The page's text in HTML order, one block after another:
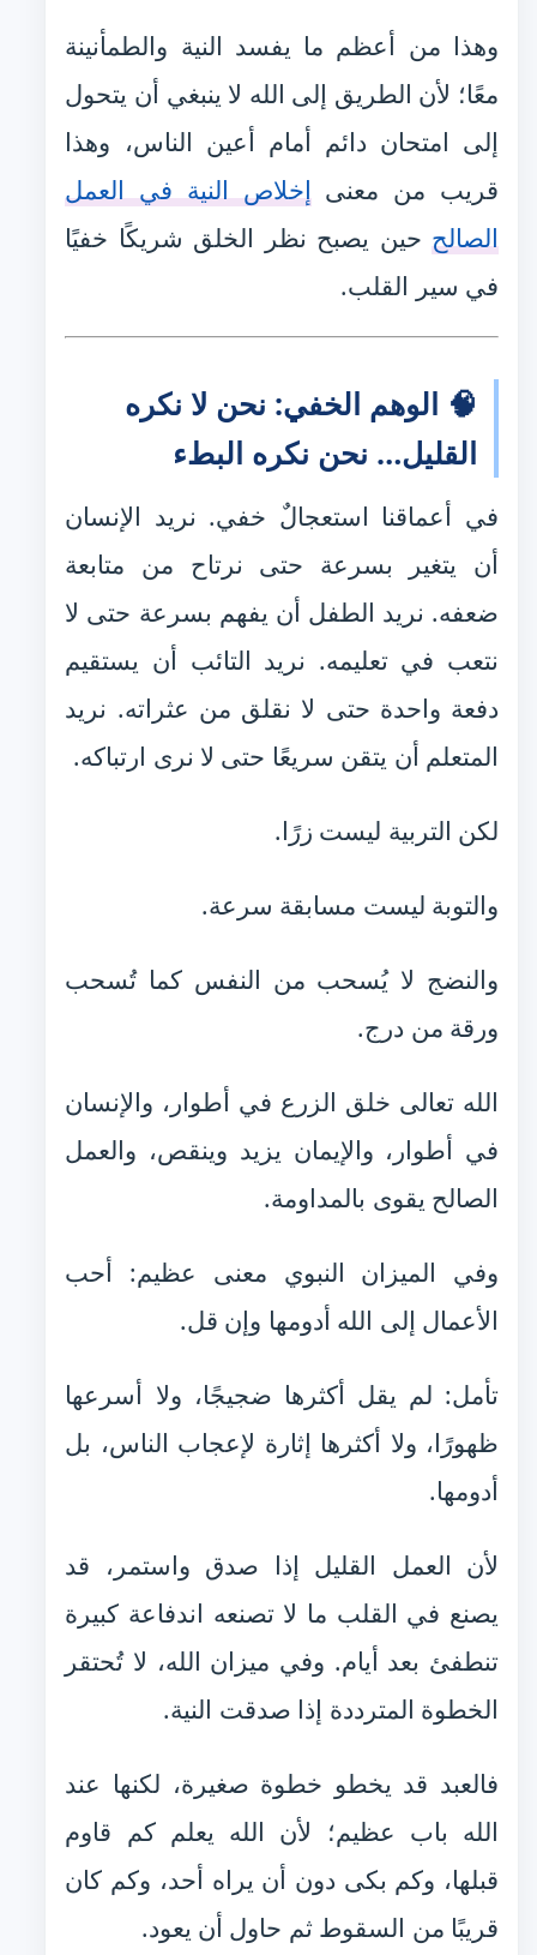
وهذا من أعظم ما يفسد النية والطمأنينة
معًا؛ لأن الطريق إلى الله لا ينبغي أن يتحول
إلى امتحان دائم أمام أعين الناس، وهذا
قريب من معنىإخلاص النية في العمل
الصالح حين يصبح نظر الخلق شريكًا خفيًا
في سير القلب.
🧠 الوهم الخفي: نحن لا نكره
القليل… نحن نكره البطء
في أعماقنا استعجالٌ خفي. نريد الإنسان
أن يتغير بسرعة حتى نرتاح من متابعة
ضعفه. نريد الطفل أن يفهم بسرعة حتى لا
نتعب في تعليمه. نريد التائب أن يستقيم
دفعة واحدة حتى لا نقلق من عثراته. نريد
المتعلم أن يتقن سريعًا حتى لا نرى ارتباكه.
لكن التربية ليست زرًا.
والتوبة ليست مسابقة سرعة.
والنضج لا يُسحب من النفس كما تُسحب
ورقة من درج.
الله تعالى خلق الزرع في أطوار، والإنسان
في أطوار، والإيمان يزيد وينقص، والعمل
الصالح يقوى بالمداومة.
وفي الميزان النبوي معنى عظيم: أحب
الأعمال إلى الله أدومها وإن قل.
تأمل: لم يقل أكثرها ضجيجًا، ولا أسرعها
ظهورًا، ولا أكثرها إثارة لإعجاب الناس، بل
أدومها.
لأن العمل القليل إذا صدق واستمر، قد
يصنع في القلب ما لا تصنعه اندفاعة كبيرة
تنطفئ بعد أيام. وفي ميزان الله، لا تُحتقر
الخطوة المترددة إذا صدقت النية.
فالعبد قد يخطو خطوة صغيرة، لكنها عند
الله باب عظيم؛ لأن الله يعلم كم قاوم
قبلها، وكم بكى دون أن يراه أحد، وكم كان
قريبًا من السقوط ثم حاول أن يعود.